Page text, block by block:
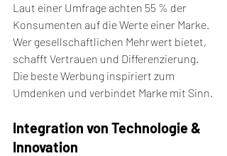
Laut einer Umfrage achten 55 % der
Konsumenten auf die Werte einer Marke.
Wer gesellschaftlichen Mehrwert bietet,
schafft Vertrauen und Differenzierung.
Die beste Werbung inspiriert zum
Umdenken und verbindet Marke mit Sinn.
Integration von Technologie &
Innovation